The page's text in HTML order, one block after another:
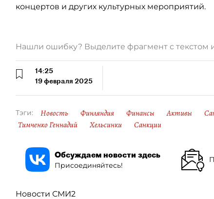
концертов и других культурных мероприятий.
Нашли ошибку? Выделите фрагмент с текстом
14:25
19 февраля 2025
Тэги: Новость Финляндия Финансы Активы
Тимченко Геннадий
Хельсинки Санкции
Обсуждаем новости здесь
Присоединяйтесь!
Новости СМИ2